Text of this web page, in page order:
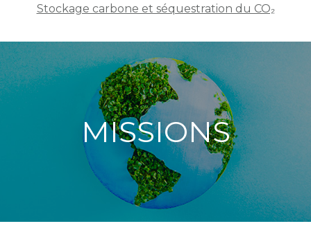
Stockage carbone et séquestration du CO₂
MISSIONS